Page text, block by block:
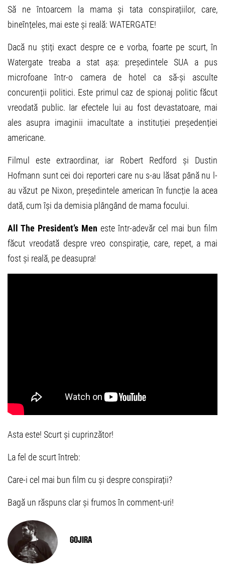
Să ne întoarcem la mama și tata conspirațiilor, care,
bineînțeles, mai este și reală: WATERGATE!
Dacă nu știți exact despre ce e vorba, foarte pe scurt, în
Watergate treaba a stat așa: președintele SUA a pus
microfoane într-o camera de hotel ca să-și asculte
concurenții politici. Este primul caz de spionaj politic făcut
vreodată public. Iar efectele lui au fost devastatoare, mai
ales asupra imaginii imacultate a instituției președenției
americane.
Filmul este extraordinar, iar Robert Redford și Dustin
Hofmann sunt cei doi reporteri care nu s-au lăsat până nu l-
au văzut pe Nixon, președintele american în funcție la acea
dată, cum își da demisia plângând de mama focului.
All The President’s Men este într-adevăr cel mai bun film
făcut vreodată despre vreo conspirație, care, repet, a mai
fost și reală, pe deasupra!
Asta este! Scurt și cuprinzător!
La fel de scurt întreb:
Care-i cel mai bun film cu și despre conspirații?
Bagă un răspuns clar și frumos în comment-uri!
Gojira